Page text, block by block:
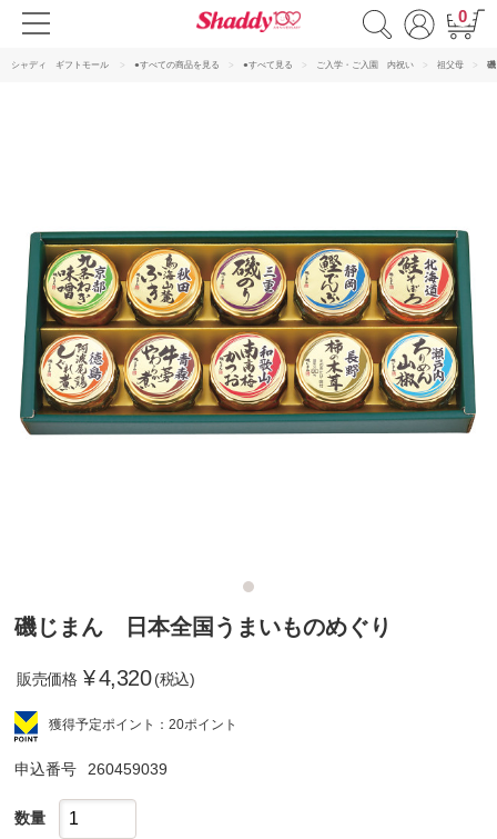
0
シャディ ギフトモール ●すべての商品を見る ●すべて見る ご入学・ご入園 内祝い 祖父母
磯じまん 日本全国うまいものめぐり
販売価格 ¥4,320 (税込)
獲得予定ポイント：20ポイント
申込番号 260459039
数量